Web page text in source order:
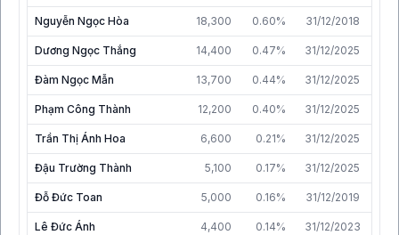
Nguyễn Ngọc Hòa 18,300 0.60% 31/12/2018
Dương Ngọc Thắng 14,400 0.47% 31/12/2025
Đàm Ngọc Mẫn 13,700 0.44% 31/12/2025
Phạm Công Thành 12,200 0.40% 31/12/2025
Trần Thị Ánh Hoa 6,600 0.21% 31/12/2025
Đậu Trường Thành 5,100 0.17% 31/12/2025
Đỗ Đức Toan 5,000 0.16% 31/12/2019
Lê Đức Ánh 4,400 0.14% 31/12/2023